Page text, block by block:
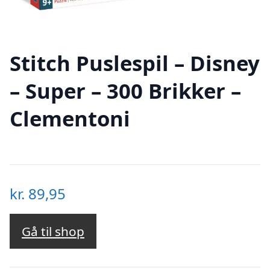
Stitch Puslespil – Disney
– Super – 300 Brikker –
Clementoni
kr. 89,95
Gå til shop